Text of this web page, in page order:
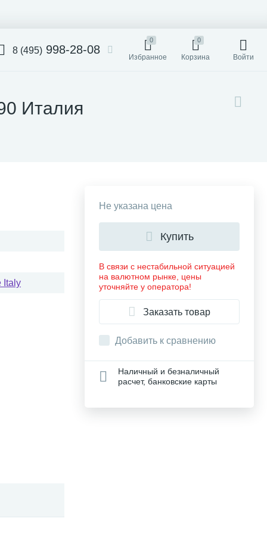
8 (495) 998-28-08
0
Избранное
0
Корзина Войти
Италия
Italy
Не указана цена
Купить
В связи с нестабильной ситуацией
на валютном рынке, цены
уточняйте у оператора!
Заказать товар
Добавить к сравнению
Наличный и безналичный
расчет, банковские карты